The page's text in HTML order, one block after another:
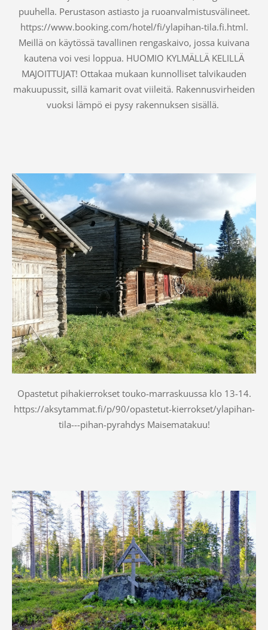
puuhella. Perustason astiasto ja ruoanvalmistusvälineet.
https://www.booking.com/hotel/fi/ylapihan-tila.fi.html.
Meillä on käytössä tavallinen rengaskaivo, jossa kuivana
kautena voi vesi loppua. HUOMIO KYLMÄLLÄ KELILLÄ
MAJOITTUJAT! Ottakaa mukaan kunnolliset talvikauden
makuupussit, sillä kamarit ovat viileitä. Rakennusvirheiden
vuoksi lämpö ei pysy rakennuksen sisällä.
Opastetut pihakierrokset touko-marraskuussa klo 13-14.
https://aksytammat.fi/p/90/opastetut-kierrokset/ylapihan-
tila---pihan-pyrahdys Maisematakuu!